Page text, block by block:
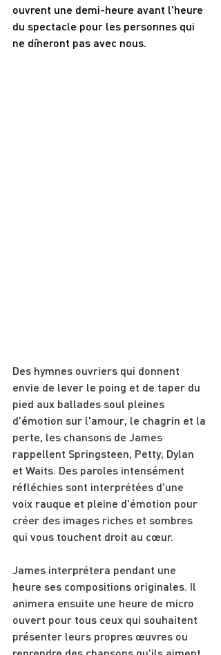
ouvrent une demi-heure avant l'heure
du spectacle pour les personnes qui
ne dîneront pas avec nous.
Des hymnes ouvriers qui donnent
envie de lever le poing et de taper du
pied aux ballades soul pleines
d'émotion sur l'amour, le chagrin et la
perte, les chansons de James
rappellent Springsteen, Petty, Dylan
et Waits. Des paroles intensément
réfléchies sont interprétées d'une
voix rauque et pleine d'émotion pour
créer des images riches et sombres
qui vous touchent droit au cœur.
James interprétera pendant une
heure ses compositions originales. Il
animera ensuite une heure de micro
ouvert pour tous ceux qui souhaitent
présenter leurs propres œuvres ou
reprendre des chansons qu'ils aiment.